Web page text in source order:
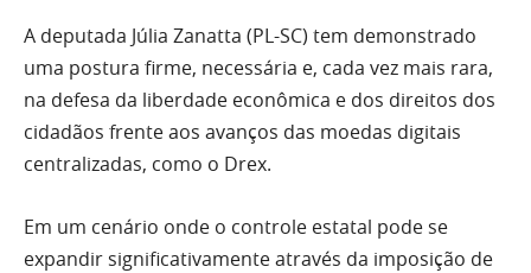
A deputada Júlia Zanatta (PL-SC) tem demonstrado
uma postura firme, necessária e, cada vez mais rara,
na defesa da liberdade econômica e dos direitos dos
cidadãos frente aos avanços das moedas digitais
centralizadas, como o Drex.
Em um cenário onde o controle estatal pode se
expandir significativamente através da imposição de